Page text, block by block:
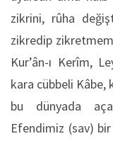
zikrini, rûha
zikredip
Kur’ân-ı Kerîm,
kara cübbeli Kâbe,
bu dünyada
Efendimiz (sav)